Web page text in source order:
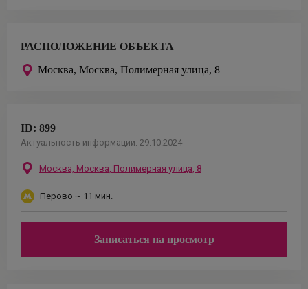
РАСПОЛОЖЕНИЕ ОБЪЕКТА
Москва, Москва, Полимерная улица, 8
ID: 899
Актуальность информации: 29.10.2024
Москва, Москва, Полимерная улица, 8
Перово ~ 11 мин.
Записаться на просмотр